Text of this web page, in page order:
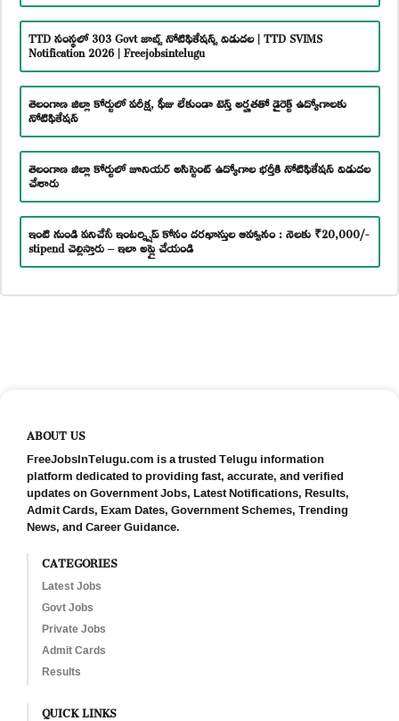
TTD సంస్థలో 303 Govt జాబ్స్ నోటిఫికేషన్స్ విడుదల | TTD SVIMS
Notification 2026 | Freejobsintelugu
తెలంగాణ జిల్లా కోర్టులో పరీక్ష, ఫీజు లేకుండా టెన్త్ అర్హతతో డైరెక్ట్ ఉద్యోగాలకు
నోటిఫికేషన్
తెలంగాణ జిల్లా కోర్టులో జూనియర్ అసిస్టెంట్ ఉద్యోగాల భర్తీకి నోటిఫికేషన్ విడుదల
చేశారు
ఇంటి నుండి పనిచేసే ఇంటర్న్షిప్ కోసం దరఖాస్తుల ఆహ్వానం : నెలకు ₹20,000/-
stipend చెల్లిస్తారు – ఇలా అప్లై చేయండి
ABOUT US
FreeJobsInTelugu.com is a trusted Telugu information
platform dedicated to providing fast, accurate, and verified
updates on Government Jobs, Latest Notifications, Results,
Admit Cards, Exam Dates, Government Schemes, Trending
News, and Career Guidance.
CATEGORIES
Latest Jobs
Govt Jobs
Private Jobs
Admit Cards
Results
QUICK LINKS